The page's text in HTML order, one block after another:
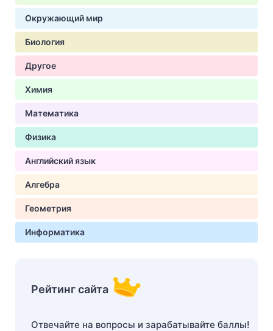
Окружающий мир
Биология
Другое
Химия
Математика
Физика
Английский язык
Алгебра
Геометрия
Информатика
Рейтинг сайта
Отвечайте на вопросы и зарабатывайте баллы!